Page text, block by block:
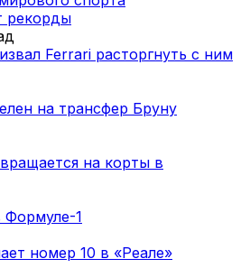
рекорды
Ferrari расторгнуть с ним
на трансфер Бруну
на корты в
Формуле-1
номер 10 в «Реале»